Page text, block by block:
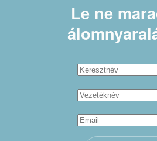
Le ne